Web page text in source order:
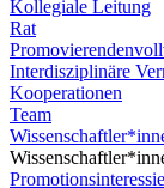
Kollegiale Leitung
Rat
Interdisziplinäre
Kooperationen
Team